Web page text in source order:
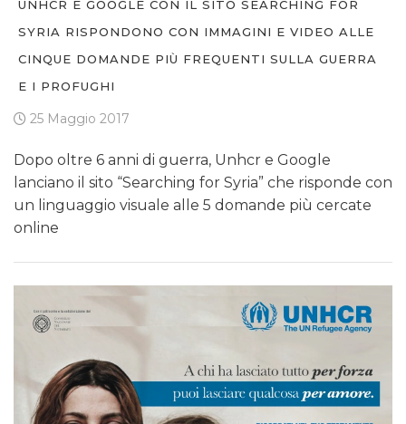
UNHCR E GOOGLE CON IL SITO SEARCHING FOR
SYRIA RISPONDONO CON IMMAGINI E VIDEO ALLE
CINQUE DOMANDE PIÙ FREQUENTI SULLA GUERRA
E I PROFUGHI
25 Maggio 2017
Dopo oltre 6 anni di guerra, Unhcr e Google
lanciano il sito “Searching for Syria” che risponde con
un linguaggio visuale alle 5 domande più cercate
online